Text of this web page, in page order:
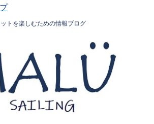
トを楽しむための情報ブログ